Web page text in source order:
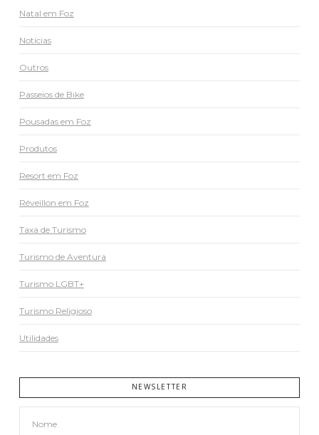
Natal em Foz
Notícias
Outros
Passeios de Bike
Pousadas em Foz
Produtos
Resort em Foz
Réveillon em Foz
Taxa de Turismo
Turismo de Aventura
Turismo LGBT+
Turismo Religioso
Utilidades
NEWSLETTER